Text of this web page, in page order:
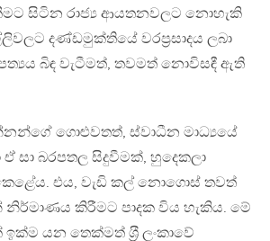
සිටින රාජ්‍ය ආයතනවලට නොහැකි
දණ්ඩමුක්තියේ වරප‍්‍රසාදය ලබා
බිඳ වැටීමත්, තවමත් නොවිසඳී ඇති
ගොළුවතත්, ස්වාධීන මාධ්‍යයේ
සා බරපතල සිදුවීමක්, හුදෙකලා
එය, වැඩි කල් නොගොස් තවත්
නිර්මාණය කිරීමට පාදක විය හැකිය. මේ
යන තෙක්මත් ශ‍්‍රී ලංකාවේ